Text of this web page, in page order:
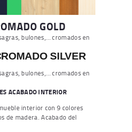
GOLD
bulones,… cromados en
SILVER
bulones,… cromados en
ACABADO INTERIOR
interior con 9 colores
de madera. Acabado del